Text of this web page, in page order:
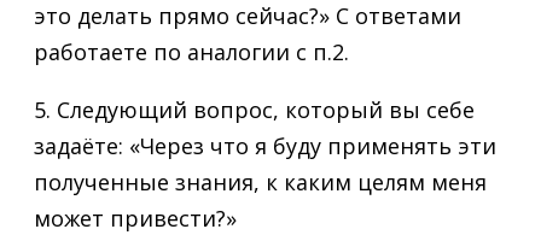
это делать прямо сейчас?» С ответами
работаете по аналогии с п.2.
5. Следующий вопрос, который вы себе
задаёте: «Через что я буду применять эти
полученные знания, к каким целям меня
может привести?»